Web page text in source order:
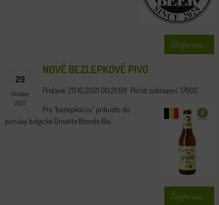
Čítajte viac...
29
Október
2021
NOVÉ BEZLEPKOVĚ PIVO
Pridané: 29.10.2021 00:21:09 Počet zobrazení: 17602
Pre "bezlepkáčov" pribudlo do
ponuky belgické Grisette Blonde Bio.
Čítajte viac...